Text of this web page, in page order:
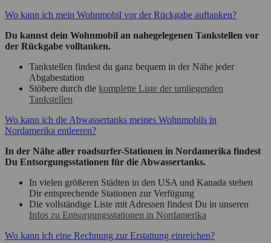
Wo kann ich mein Wohnmobil vor der Rückgabe auftanken?
Du kannst dein Wohnmobil an nahegelegenen Tankstellen vor
der Rückgabe volltanken.
Tankstellen findest du ganz bequem in der Nähe jeder
Abgabestation
Stöbere durch die komplette Liste der umliegenden
Tankstellen
Wo kann ich die Abwassertanks meines Wohnmobils in
Nordamerika entleeren?
In der Nähe aller roadsurfer-Stationen in Nordamerika findest
Du Entsorgungsstationen für die Abwassertanks.
In vielen größeren Städten in den USA und Kanada stehen
Dir entsprechende Stationen zur Verfügung
Die vollständige Liste mit Adressen findest Du in unseren
Infos zu Entsorgungsstationen in Nordamerika
Wo kann ich eine Rechnung zur Erstattung einreichen?